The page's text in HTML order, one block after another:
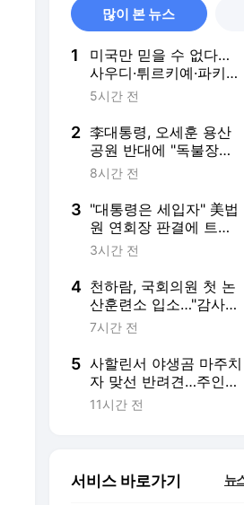
많이 본 뉴스
1
미국만 믿을 수 없다…
사우디·튀르키예·파키스
탄 '공동방위협정' 체결
5시간 전
2 李대통령, 오세훈 용산
공원 반대에 "독불장군
처럼 못해…서울시와 협
8시간 전
3 "대통령은 세입자" 美법
원 연회장 판결에 트럼
프 격분…대법원 상고
3시간 전
4 천하람, 국회의원 첫 논
산훈련소 입소…"감사하
는 마음으로 훈련"
7시간 전
5 사할린서 야생곰 마주치
자 맞선 반려견…주인
살리고 치명상
11시간 전
서비스 바로가기 뉴